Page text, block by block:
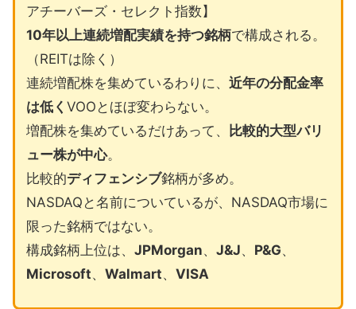
アチーバーズ・セレクト指数】
10年以上連続増配実績を持つ銘柄で構成される。
（REITは除く）
連続増配株を集めているわりに、 近年の分配金率
は低く VOOとほぼ変わらない。
増配株を集めているだけあって、
比較的大型バリ
ュー株が中心。
比較的ディフェンシブ銘柄が多め。
NASDAQと名前についているが、NASDAQ市場に
限った銘柄ではない。
構成銘柄上位は、 JPMorgan、 J&J、 P&G、
Microsoft、 Walmart、 VISA